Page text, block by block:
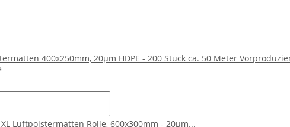
400x250mm, 20µm HDPE - 200 Stück ca. 50 Meter